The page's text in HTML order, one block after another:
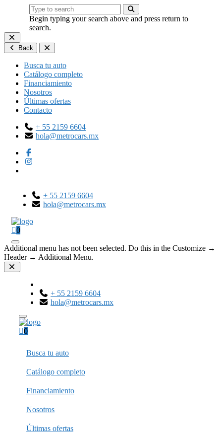
Begin typing your search above and press return to
search.
Back
Busca tu auto
Catálogo completo
Financiamiento
Nosotros
Últimas ofertas
Contacto
+ 55 2159 6604
hola@metrocars.mx
+ 55 2159 6604
hola@metrocars.mx
0
Additional menu has not been selected. Do this in the Customize →
Header → Additional Menu.
+ 55 2159 6604
hola@metrocars.mx
0
Busca tu auto
Catálogo completo
Financiamiento
Nosotros
Últimas ofertas